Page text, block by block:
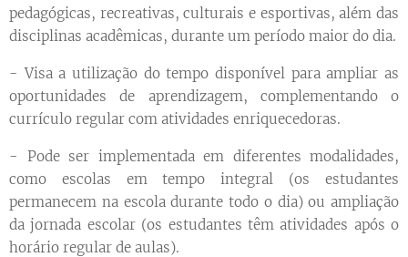
pedagógicas, recreativas, culturais e esportivas, além das
disciplinas acadêmicas, durante um período maior do dia.
- Visa a utilização do tempo disponível para ampliar as
oportunidades de aprendizagem, complementando o
currículo regular com atividades enriquecedoras.
- Pode ser implementada em diferentes modalidades,
como escolas em tempo integral (os estudantes
permanecem na escola durante todo o dia) ou ampliação
da jornada escolar (os estudantes têm atividades após o
horário regular de aulas).